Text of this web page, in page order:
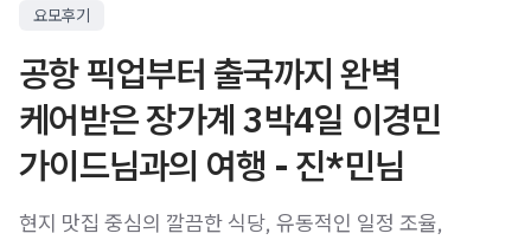
요모후기
공항 픽업부터 출국까지 완벽
케어받은 장가계 3박4일 이경민
가이드님과의 여행 - 진*민님
현지 맛집 중심의 깔끔한 식당, 유동적인 일정 조율,